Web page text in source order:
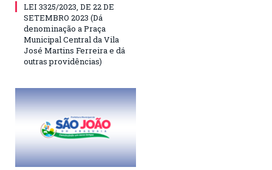
LEI 3325/2023, DE 22 DE
SETEMBRO 2023 (Dá
denominação a Praça
Municipal Central da Vila
José Martins Ferreira e dá
outras providências)